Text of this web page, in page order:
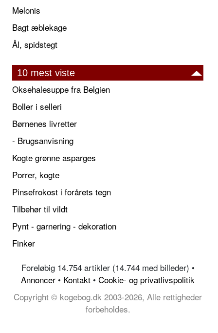
Melonis
Bagt æblekage
Ål, spidstegt
10 mest viste
Oksehalesuppe fra Belgien
Boller i selleri
Børnenes livretter
- Brugsanvisning
Kogte grønne asparges
Porrer, kogte
Pinsefrokost i forårets tegn
Tilbehør til vildt
Pynt - garnering - dekoration
Finker
Foreløbig 14.754 artikler (14.744 med billeder) •
Annoncer • Kontakt • Cookie- og privatlivspolitik
Copyright © kogebog.dk 2003-2026, Alle rettigheder
forbeholdes.